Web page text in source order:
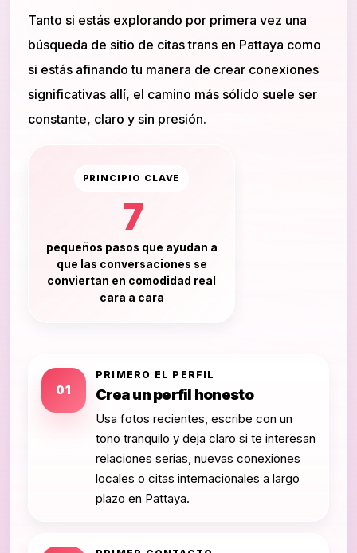
Tanto si estás explorando por primera vez una
búsqueda de sitio de citas trans en Pattaya como
si estás afinando tu manera de crear conexiones
significativas allí, el camino más sólido suele ser
constante, claro y sin presión.
PRINCIPIO CLAVE
7
pequeños pasos que ayudan a
que las conversaciones se
conviertan en comodidad real
cara a cara
01
PRIMERO EL PERFIL
Crea un perfil honesto
Usa fotos recientes, escribe con un
tono tranquilo y deja claro si te interesan
relaciones serias, nuevas conexiones
locales o citas internacionales a largo
plazo en Pattaya.